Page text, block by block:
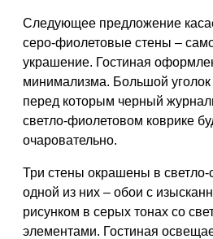
Следующее предложение
серо-фиолетовые стены –
украшение. Гостиная
минимализма. Большой уголок
перед которым черный
светло-фиолетовом коврике
очаровательно.
Три стены окрашены в светло-
одной из них – обои с
рисунком в серых тонах со
элементами. Гостиная